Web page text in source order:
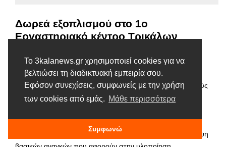
Το 3kalanews.gr χρησιμοποιεί cookies για να
βελτιώσει τη διαδικτυακή εμπειρία σου.
Εφόσον συνεχίσεις, συμφωνείς με την χρήση
των cookies από εμάς. Μάθε περισσότερα
Συμφωνώ
Δωρεά εξοπλισμού στο 1ο
Εργαστηριακό κέντρο Τρικάλων
Το 1ο Εργαστηριακό κέντρο Τρικάλων στο πλαίσιο της
συνεργασίας του με τις τοπικές επιχειρήσεις και οργανισμούς
έχει την ευκαιρία να λαμβάνει από αυτούς στήριξη σε υλικό
τρέχουσα σχολική χρονιά έλαβε μια σημαντική δωρεά
μεταχειρισμένων κινητήρων και εξαρτημάτων για την κάλυψη